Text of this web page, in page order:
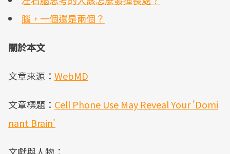
腦，一個還是兩個？
關於本文
文章來源： WebMD
文章標題： Cell Phone Use May Reveal Your 'Domi
nant Brain'